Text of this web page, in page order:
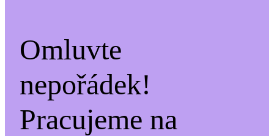
Omluvte
nepořádek!
Pracujeme na